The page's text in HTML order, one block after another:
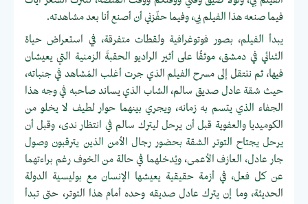
فيما صنعه هذا الفيلم بي، وفيما حفّزني أن أصنع أنا بعد مشاهدته.
يبدأ الفيلم، بصور فوتوغرافية ولقطات متفرقة، في استعراض حياة
الثنائي في دمشق، موثقًا على أثير الراديو الحقبةَ الزمنية التي يعيشان
فيها، ثم ننتقل إلى مسرح الفيلم الذي جرت أغلب المَشاهد في جنباته،
حيث شقة عادل صديق سالم، الشاب الذي يساند صاحبه في وجه هذا
الجفاء الذي يتسم به زمانه، ويجري بينهما حوار لطيف لا يخلو من
الكوميديا والعفوية قبل أن يرحل ليترك سالم في انتظار ندى، وقبل أن
يرحل يجتاح التوتر الشقة بحضور رجال الأمن الذين يترقبون وصول
جار عادل، العازف الأعمى، ويُدخلهما في حالة من الخوف رغم براءتهما
عن كل فعل، في أزمة حقيقية يعيشها الإنسان مع بوليسية الدولة
الحديثة، وما إن يترك عادل صديقه وحده أمام هذا التوتر، حتى تبدأ